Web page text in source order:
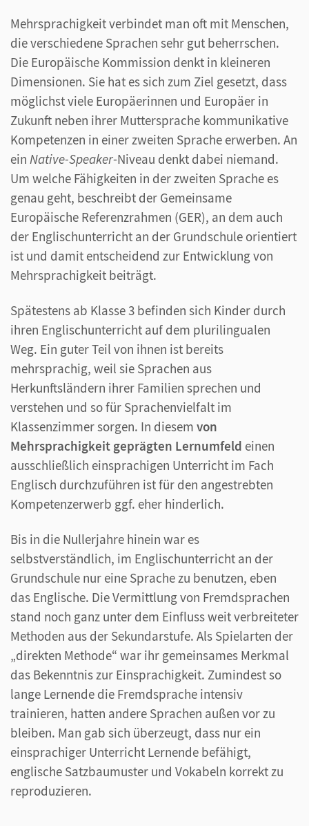
Mehrsprachigkeit verbindet man oft mit Menschen,
die verschiedene Sprachen sehr gut beherrschen.
Die Europäische Kommission denkt in kleineren
Dimensionen. Sie hat es sich zum Ziel gesetzt, dass
möglichst viele Europäerinnen und Europäer in
Zukunft neben ihrer Muttersprache kommunikative
Kompetenzen in einer zweiten Sprache erwerben. An
ein Native-Speaker-Niveau denkt dabei niemand.
Um welche Fähigkeiten in der zweiten Sprache es
genau geht, beschreibt der Gemeinsame
Europäische Referenzrahmen (GER), an dem auch
der Englischunterricht an der Grundschule orientiert
ist und damit entscheidend zur Entwicklung von
Mehrsprachigkeit beiträgt.
Spätestens ab Klasse 3 befinden sich Kinder durch
ihren Englischunterricht auf dem plurilingualen
Weg. Ein guter Teil von ihnen ist bereits
mehrsprachig, weil sie Sprachen aus
Herkunftsländern ihrer Familien sprechen und
verstehen und so für Sprachenvielfalt im
Klassenzimmer sorgen. In diesem von
Mehrsprachigkeit geprägten Lernumfeld einen
ausschließlich einsprachigen Unterricht im Fach
Englisch durchzuführen ist für den angestrebten
Kompetenzerwerb ggf. eher hinderlich.
Bis in die Nullerjahre hinein war es
selbstverständlich, im Englischunterricht an der
Grundschule nur eine Sprache zu benutzen, eben
das Englische. Die Vermittlung von Fremdsprachen
stand noch ganz unter dem Einfluss weit verbreiteter
Methoden aus der Sekundarstufe. Als Spielarten der
„direkten Methode“ war ihr gemeinsames Merkmal
das Bekenntnis zur Einsprachigkeit. Zumindest so
lange Lernende die Fremdsprache intensiv
trainieren, hatten andere Sprachen außen vor zu
bleiben. Man gab sich überzeugt, dass nur ein
einsprachiger Unterricht Lernende befähigt,
englische Satzbaumuster und Vokabeln korrekt zu
reproduzieren.